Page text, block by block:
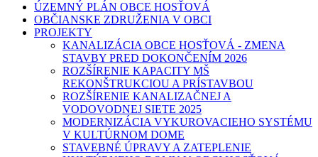
ÚZEMNÝ PLÁN OBCE HOSŤOVÁ
OBČIANSKE ZDRUŽENIA V OBCI
PROJEKTY
KANALIZÁCIA OBCE HOSŤOVÁ - ZMENA
STAVBY PRED DOKONČENÍM 2026
ROZŠÍRENIE KAPACITY MŠ
REKONŠTRUKCIOU A PRÍSTAVBOU
ROZŠÍRENIE KANALIZAČNEJ A
VODOVODNEJ SIETE 2025
MODERNIZÁCIA VYKUROVACIEHO SYSTÉMU
V KULTÚRNOM DOME
STAVEBNÉ ÚPRAVY A ZATEPLENIE